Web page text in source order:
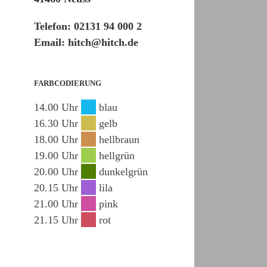
Telefon: 02131 94 000 2
Email: hitch@hitch.de
FARBCODIERUNG
14.00 Uhr
blau
16.30 Uhr
gelb
18.00 Uhr
hellbraun
19.00 Uhr
hellgrün
20.00 Uhr
dunkelgrün
20.15 Uhr
lila
21.00 Uhr
pink
21.15 Uhr
rot